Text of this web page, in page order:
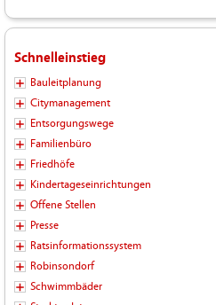
Schnelleinstieg
Bauleitplanung
Citymanagement
Entsorgungswege
Familienbüro
Friedhöfe
Kindertageseinrichtungen
Offene Stellen
Presse
Ratsinformationssystem
Robinsondorf
Schwimmbäder